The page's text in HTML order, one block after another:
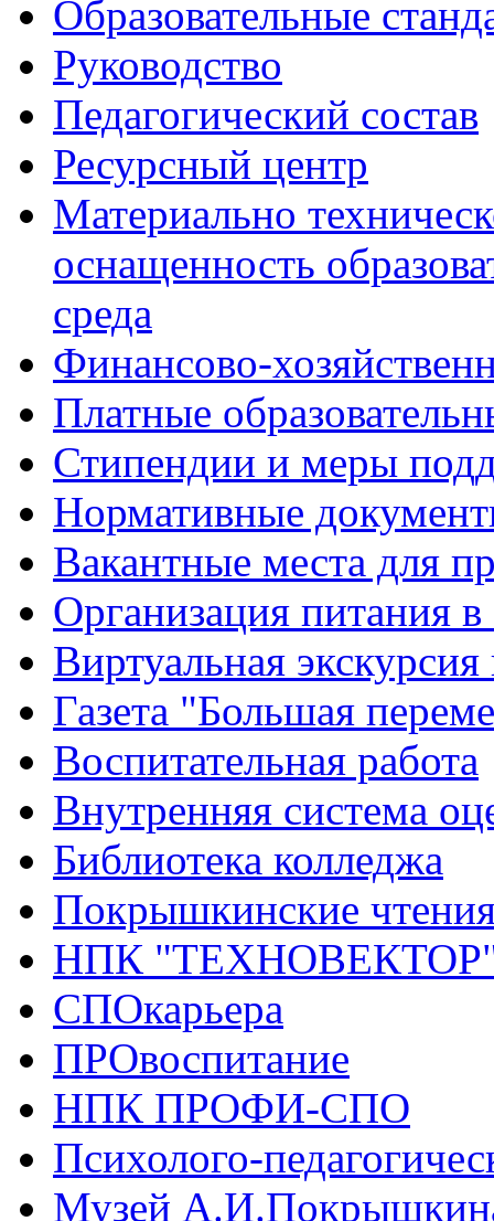
Образовательные
Руководство
Педагогический состав
Ресурсный центр
Материально
оснащенность
среда
Финансово-
Платные
Стипендии и меры
Нормативные
Вакантные места для
Организация питания в
Виртуальная
Газета "Большая
Воспитательная работа
Внутренняя система
Библиотека колледжа
Покрышкинские
НПК
СПОкарьера
ПРОвоспитание
НПК ПРОФИ-СПО
Психолого-
Музей